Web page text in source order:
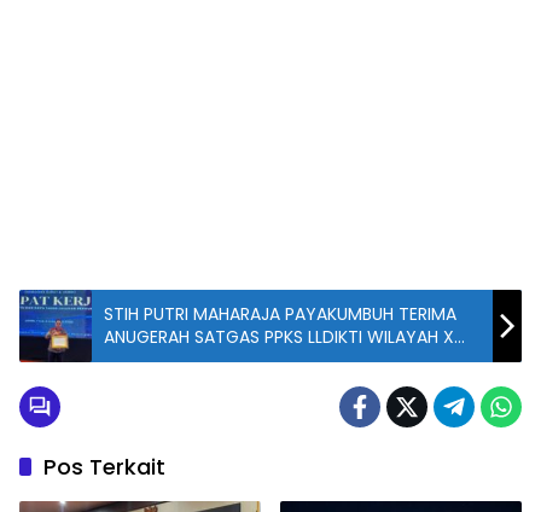
STIH PUTRI MAHARAJA PAYAKUMBUH TERIMA
ANUGERAH SATGAS PPKS LLDIKTI WILAYAH X
SUMBAR DAN JAMBI
Pos Terkait